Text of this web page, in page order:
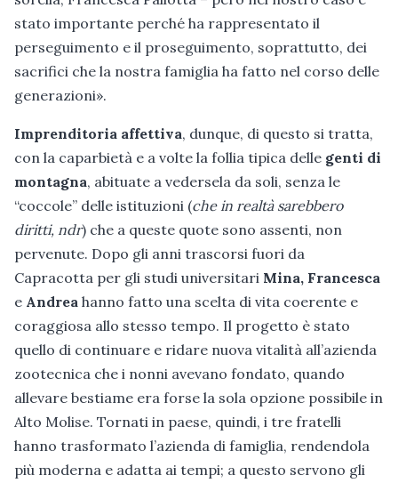
stato importante perché ha rappresentato il
perseguimento e il proseguimento, soprattutto, dei
sacrifici che la nostra famiglia ha fatto nel corso delle
generazioni».
Imprenditoria affettiva, dunque, di questo si tratta,
con la caparbietà e a volte la follia tipica delle genti di
montagna, abituate a vedersela da soli, senza le
“coccole” delle istituzioni (che in realtà sarebbero
diritti, ndr) che a queste quote sono assenti, non
pervenute. Dopo gli anni trascorsi fuori da
Capracotta per gli studi universitari Mina, Francesca
e Andrea hanno fatto una scelta di vita coerente e
coraggiosa allo stesso tempo. Il progetto è stato
quello di continuare e ridare nuova vitalità all’azienda
zootecnica che i nonni avevano fondato, quando
allevare bestiame era forse la sola opzione possibile in
Alto Molise. Tornati in paese, quindi, i tre fratelli
hanno trasformato l’azienda di famiglia, rendendola
più moderna e adatta ai tempi; a questo servono gli